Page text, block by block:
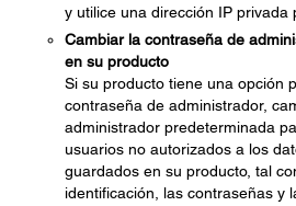
y utilice una dirección IP privada
Cambiar la contraseña de
en su producto
Si su producto tiene una opción
contraseña de administrador,
administrador predeterminada
usuarios no autorizados a los
guardados en su producto, tal
identificación, las contraseñas y